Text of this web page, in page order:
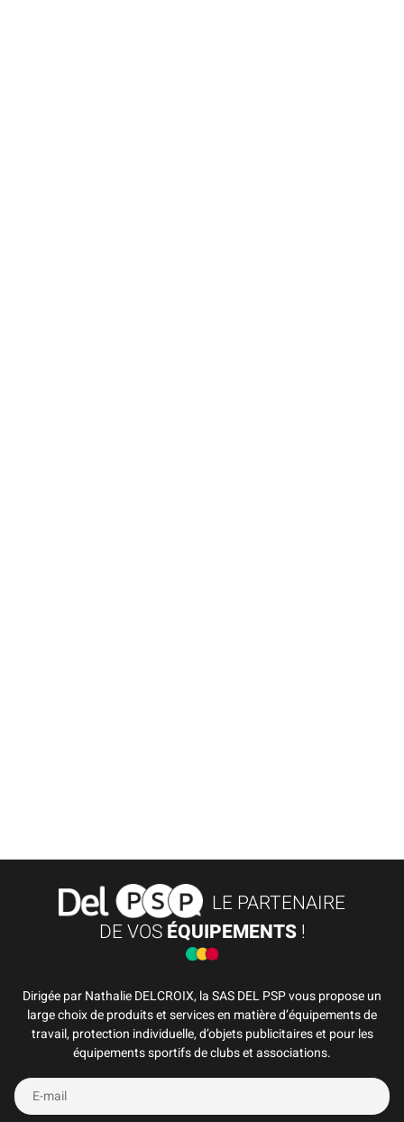
LE PARTENAIRE
DE VOSÉQUIPEMENTS!
Dirigée par Nathalie DELCROIX, la SAS DEL PSP vous propose un
large choix de produits et services en matière d’équipements de
travail, protection individuelle, d’objets publicitaires et pour les
équipements sportifs de clubs et associations.